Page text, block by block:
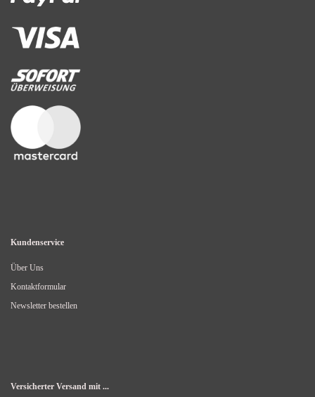
Kundenservice
Über Uns
Kontaktformular
Newsletter bestellen
Versicherter Versand mit ...